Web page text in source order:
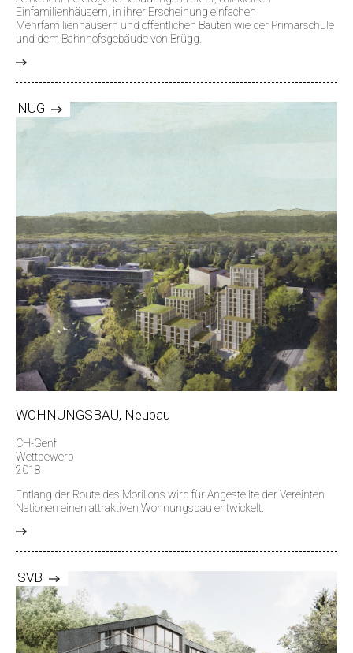
Einfamilienhäusern, in ihrer Erscheinung einfachen
Mehrfamilienhäusern und öffentlichen Bauten wie der Primarschule
und dem Bahnhofsgebäude von Brügg.
NUG
WOHNUNGSBAU, Neubau
CH-Genf
Wettbewerb
2018
Entlang der Route des Morillons wird für Angestellte der Vereinten
Nationen einen attraktiven Wohnungsbau entwickelt.
SVB